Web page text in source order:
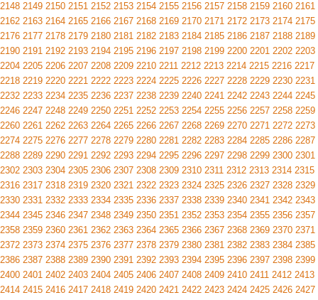
2148 2149 2150 2151 2152 2153 2154 2155 2156 2157 2158 2159 2160 2161
2162 2163 2164 2165 2166 2167 2168 2169 2170 2171 2172 2173 2174 2175
2176 2177 2178 2179 2180 2181 2182 2183 2184 2185 2186 2187 2188 2189
2190 2191 2192 2193 2194 2195 2196 2197 2198 2199 2200 2201 2202 2203
2204 2205 2206 2207 2208 2209 2210 2211 2212 2213 2214 2215 2216 2217
2218 2219 2220 2221 2222 2223 2224 2225 2226 2227 2228 2229 2230 2231
2232 2233 2234 2235 2236 2237 2238 2239 2240 2241 2242 2243 2244 2245
2246 2247 2248 2249 2250 2251 2252 2253 2254 2255 2256 2257 2258 2259
2260 2261 2262 2263 2264 2265 2266 2267 2268 2269 2270 2271 2272 2273
2274 2275 2276 2277 2278 2279 2280 2281 2282 2283 2284 2285 2286 2287
2288 2289 2290 2291 2292 2293 2294 2295 2296 2297 2298 2299 2300 2301
2302 2303 2304 2305 2306 2307 2308 2309 2310 2311 2312 2313 2314 2315
2316 2317 2318 2319 2320 2321 2322 2323 2324 2325 2326 2327 2328 2329
2330 2331 2332 2333 2334 2335 2336 2337 2338 2339 2340 2341 2342 2343
2344 2345 2346 2347 2348 2349 2350 2351 2352 2353 2354 2355 2356 2357
2358 2359 2360 2361 2362 2363 2364 2365 2366 2367 2368 2369 2370 2371
2372 2373 2374 2375 2376 2377 2378 2379 2380 2381 2382 2383 2384 2385
2386 2387 2388 2389 2390 2391 2392 2393 2394 2395 2396 2397 2398 2399
2400 2401 2402 2403 2404 2405 2406 2407 2408 2409 2410 2411 2412 2413
2414 2415 2416 2417 2418 2419 2420 2421 2422 2423 2424 2425 2426 2427